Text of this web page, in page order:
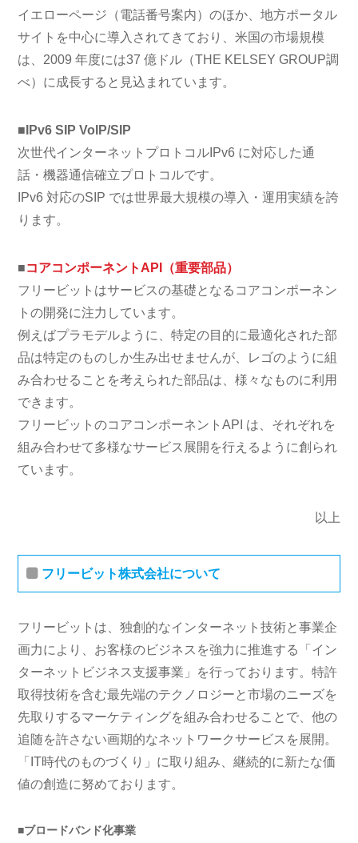
イエローページ（電話番号案内）のほか、地方ポータル
サイトを中心に導入されてきており、米国の市場規模
は、2009 年度には37 億ドル（THE KELSEY GROUP調
べ）に成長すると見込まれています。
■IPv6 SIP VoIP/SIP
次世代インターネットプロトコルIPv6 に対応した通
話・機器通信確立プロトコルです。
IPv6 対応のSIP では世界最大規模の導入・運用実績を誇
ります。
■コアコンポーネントAPI（重要部品）
フリービットはサービスの基礎となるコアコンポーネン
トの開発に注力しています。
例えばプラモデルように、特定の目的に最適化された部
品は特定のものしか生み出せませんが、レゴのように組
み合わせることを考えられた部品は、様々なものに利用
できます。
フリービットのコアコンポーネントAPI は、それぞれを
組み合わせて多様なサービス展開を行えるように創られ
ています。
以上
フリービット株式会社について
フリービットは、独創的なインターネット技術と事業企
画力により、お客様のビジネスを強力に推進する「イン
ターネットビジネス支援事業」を行っております。特許
取得技術を含む最先端のテクノロジーと市場のニーズを
先取りするマーケティングを組み合わせることで、他の
追随を許さない画期的なネットワークサービスを展開。
「IT時代のものづくり」に取り組み、継続的に新たな価
値の創造に努めております。
■ブロードバンド化事業